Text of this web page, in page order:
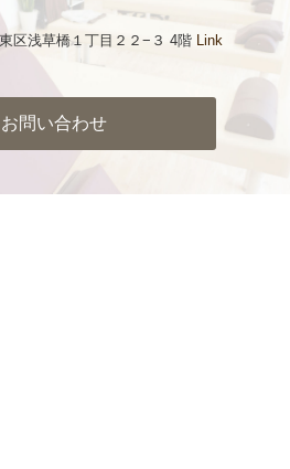
区浅草橋１丁目２２−３ 4階 Link
お問い合わせ